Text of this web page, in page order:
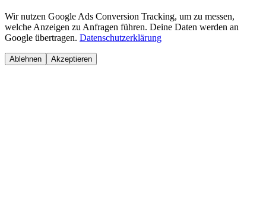
Wir nutzen Google Ads Conversion Tracking, um zu messen,
welche Anzeigen zu Anfragen führen. Deine Daten werden an
Google übertragen. Datenschutzerklärung
Ablehnen Akzeptieren